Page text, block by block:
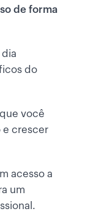
de forma
do
você
e crescer
acesso a
um